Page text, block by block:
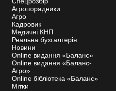
Агропорадники
Агро
Кадровик
Медичні КНП
Реальна бухгалтерія
Новини
Online видання «Баланс»
Online видання «Баланс-
Агро»
Online бібліотека «Баланс»
Мітки